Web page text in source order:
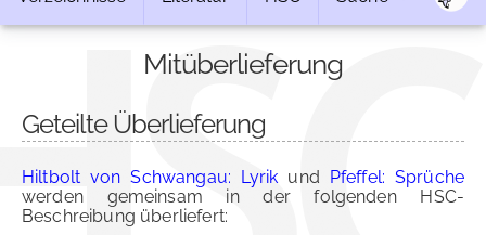
Mitüberlieferung
Geteilte Überlieferung
Hiltbolt von Schwangau: Lyrik und Pfeffel: Sprüche
werden gemeinsam in der folgenden HSC-
Beschreibung überliefert: